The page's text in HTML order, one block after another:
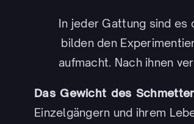
In jeder Gattung sind es
bilden den
aufmacht. Nach ihnen
Das Gewicht des
Einzelgängern und ihrem